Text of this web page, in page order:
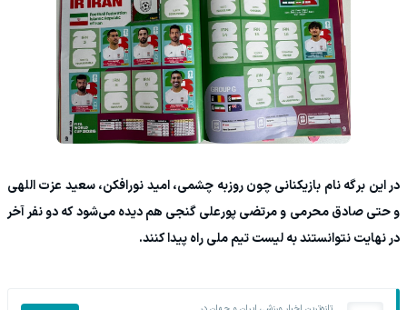
در این برگه نام بازیکنانی چون روزبه چشمی، امید نورافکن، سعید عزت اللهی
و حتی صادق محرمی و مرتضی پورعلی گنجی هم دیده می‌شود که دو نفر آخر
در نهایت نتوانستند به لیست تیم ملی راه پیدا کنند.